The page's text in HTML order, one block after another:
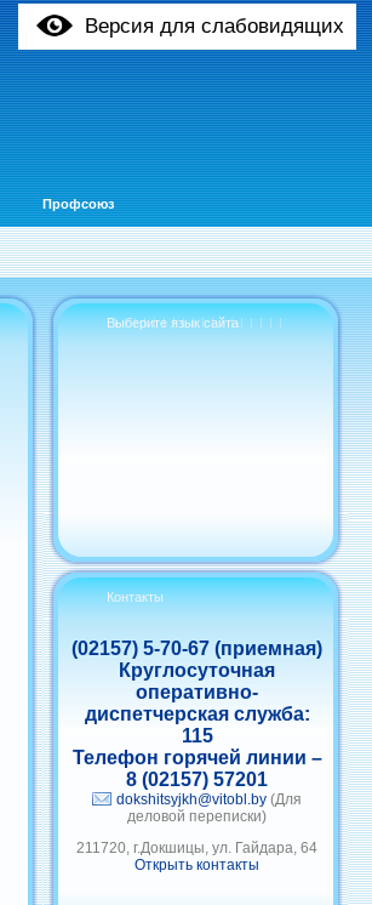
Версия для слабовидящих
Профсоюз
Выберите язык сайта
Контакты
(02157) 5-70-67 (приемная)
Круглосуточная
оперативно-
диспетчерская служба:
115
Телефон горячей линии –
8 (02157) 57201
dokshitsyjkh@vitobl.by (Для
деловой переписки)
211720, г.Докшицы, ул. Гайдара, 64
Открыть контакты